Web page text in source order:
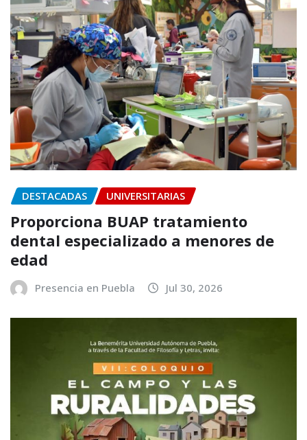
DESTACADAS UNIVERSITARIAS
Proporciona BUAP tratamiento
dental especializado a menores de
edad
Presencia en Puebla Jul 30, 2026